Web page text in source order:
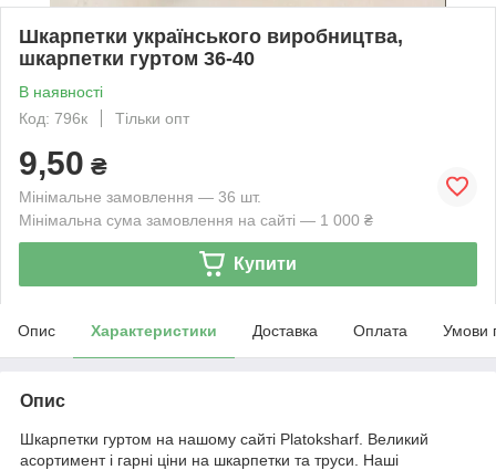
Шкарпетки українського виробництва,
шкарпетки гуртом 36-40
В наявності
Код: 796к
Тільки опт
9,50 ₴
Мінімальне замовлення — 36 шт.
Мінімальна сума замовлення на сайті — 1 000 ₴
Купити
Опис Характеристики Доставка Оплата Умови
Опис
Шкарпетки гуртом на нашому сайті Platoksharf. Великий
асортимент і гарні ціни на шкарпетки та труси. Наші